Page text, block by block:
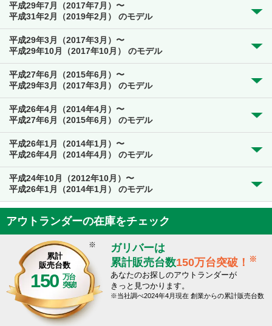
平成29年7月（2017年7月）〜
平成31年2月（2019年2月） のモデル
平成29年3月（2017年3月）〜
平成29年10月（2017年10月） のモデル
平成27年6月（2015年6月）〜
平成29年3月（2017年3月） のモデル
平成26年4月（2014年4月）〜
平成27年6月（2015年6月） のモデル
平成26年1月（2014年1月）〜
平成26年4月（2014年4月） のモデル
平成24年10月（2012年10月）〜
平成26年1月（2014年1月） のモデル
アウトランダーの在庫をチェック
累計
販売台数
150 万台
突破
※
ガリバーは
累計販売台数150万台突破！ ※
あなたのお探しのアウトランダーが
きっと見つかります。
当社調べ2024年4月現在 創業からの累計販売台数